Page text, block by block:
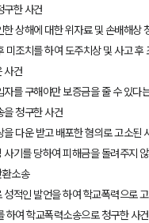
구한 사건
한 상해에 대한 위자료 및 손배해상
미조치를 하여 도주치상 및 사고 후
사건
자를 구해야만 보증금을 줄 수 있다
을 청구한 사건
을 다운 받고 배포한 혐의로 고소된
사기를 당하여 피해금을 돌려주지
소송
성적인 발언을 하여 학교폭력으로
하여 학교폭력소송으로 청구한 사건